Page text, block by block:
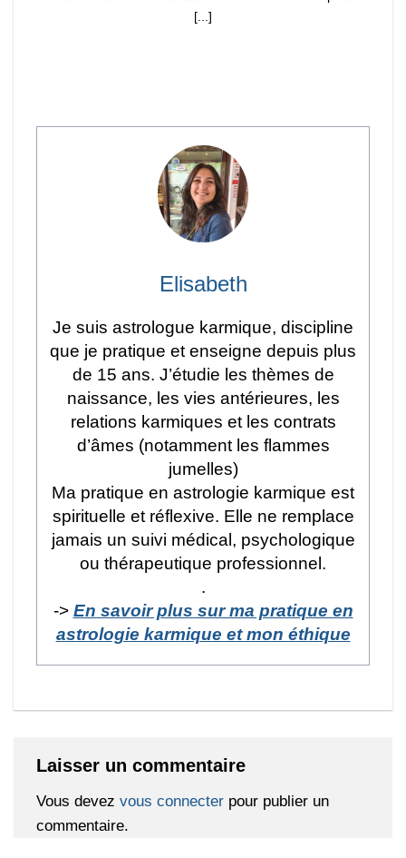
[...]
Elisabeth
Je suis astrologue karmique, discipline
que je pratique et enseigne depuis plus
de 15 ans. J’étudie les thèmes de
naissance, les vies antérieures, les
relations karmiques et les contrats
d’âmes (notamment les flammes
jumelles)
Ma pratique en astrologie karmique est
spirituelle et réflexive. Elle ne remplace
jamais un suivi médical, psychologique
ou thérapeutique professionnel.
.
-> En savoir plus sur ma pratique en
astrologie karmique et mon éthique
Laisser un commentaire
Vous devez vous connecter pour publier un
commentaire.